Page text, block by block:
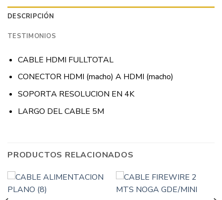
DESCRIPCIÓN
TESTIMONIOS
CABLE HDMI FULLTOTAL
CONECTOR HDMI (macho) A HDMI (macho)
SOPORTA RESOLUCION EN 4K
LARGO DEL CABLE 5M
PRODUCTOS RELACIONADOS